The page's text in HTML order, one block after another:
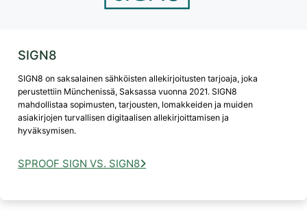
SIGN8
SIGN8 on saksalainen sähköisten allekirjoitusten tarjoaja, joka
perustettiin Münchenissä, Saksassa vuonna 2021. SIGN8
mahdollistaa sopimusten, tarjousten, lomakkeiden ja muiden
asiakirjojen turvallisen digitaalisen allekirjoittamisen ja
hyväksymisen.
SPROOF SIGN VS. SIGN8